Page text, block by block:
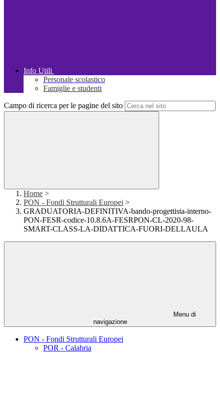
Info Utili
Personale scolastico
Famiglie e studenti
Campo di ricerca per le pagine del sito
Home >
PON - Fondi Strutturali Europei >
GRADUATORIA-DEFINITIVA-bando-progettista-interno-
PON-FESR-codice-10.8.6A-FESRPON-CL-2020-98-
SMART-CLASS-LA-DIDATTICA-FUORI-DELLAULA
Menu di
navigazione
PON - Fondi Strutturali Europei
POR - Calabria